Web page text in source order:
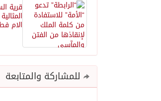
قرية
الام
للمشاركة والمتابعة